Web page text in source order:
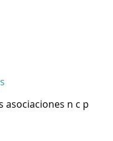
asociaciones n c p